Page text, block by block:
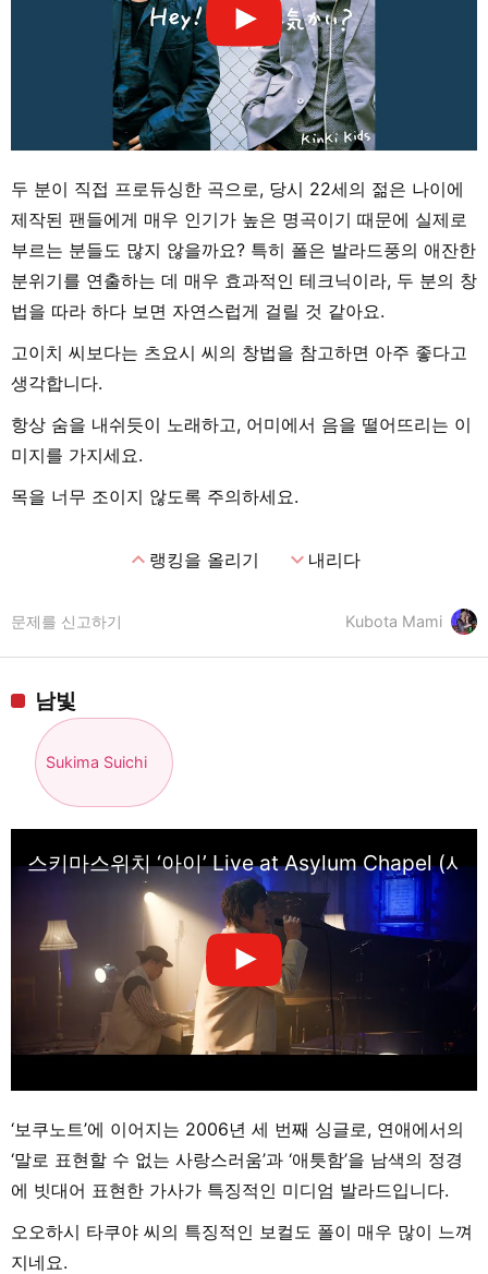
두 분이 직접 프로듀싱한 곡으로, 당시 22세의 젊은 나이에
제작된 팬들에게 매우 인기가 높은 명곡이기 때문에 실제로
부르는 분들도 많지 않을까요? 특히 폴은 발라드풍의 애잔한
분위기를 연출하는 데 매우 효과적인 테크닉이라, 두 분의 창
법을 따라 하다 보면 자연스럽게 걸릴 것 같아요.
고이치 씨보다는 츠요시 씨의 창법을 참고하면 아주 좋다고
생각합니다.
항상 숨을 내쉬듯이 노래하고, 어미에서 음을 떨어뜨리는 이
미지를 가지세요.
목을 너무 조이지 않도록 주의하세요.
expand_less랭킹을 올리기 expand_more내리다
Kubota Mami
문제를 신고하기
남빛
Sukima Suichi
스키마스위치 ‘아이’ Live at Asylum Chapel (
‘보쿠노트’에 이어지는 2006년 세 번째 싱글로, 연애에서의
‘말로 표현할 수 없는 사랑스러움’과 ‘애틋함’을 남색의 정경
에 빗대어 표현한 가사가 특징적인 미디엄 발라드입니다.
오오하시 타쿠야 씨의 특징적인 보컬도 폴이 매우 많이 느껴
지네요.